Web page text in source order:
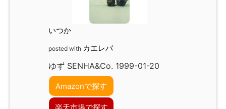
いつか
posted with カエレバ
ゆず SENHA&Co. 1999-01-20
Amazonで探す